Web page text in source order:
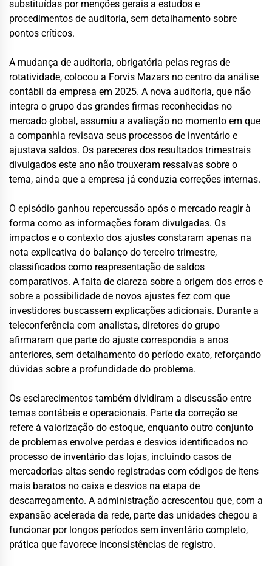
substituídas por menções gerais a estudos e
procedimentos de auditoria, sem detalhamento sobre
pontos críticos.
A mudança de auditoria, obrigatória pelas regras de
rotatividade, colocou a Forvis Mazars no centro da análise
contábil da empresa em 2025. A nova auditoria, que não
integra o grupo das grandes firmas reconhecidas no
mercado global, assumiu a avaliação no momento em que
a companhia revisava seus processos de inventário e
ajustava saldos. Os pareceres dos resultados trimestrais
divulgados este ano não trouxeram ressalvas sobre o
tema, ainda que a empresa já conduzia correções internas.
O episódio ganhou repercussão após o mercado reagir à
forma como as informações foram divulgadas. Os
impactos e o contexto dos ajustes constaram apenas na
nota explicativa do balanço do terceiro trimestre,
classificados como reapresentação de saldos
comparativos. A falta de clareza sobre a origem dos erros e
sobre a possibilidade de novos ajustes fez com que
investidores buscassem explicações adicionais. Durante a
teleconferência com analistas, diretores do grupo
afirmaram que parte do ajuste correspondia a anos
anteriores, sem detalhamento do período exato, reforçando
dúvidas sobre a profundidade do problema.
Os esclarecimentos também dividiram a discussão entre
temas contábeis e operacionais. Parte da correção se
refere à valorização do estoque, enquanto outro conjunto
de problemas envolve perdas e desvios identificados no
processo de inventário das lojas, incluindo casos de
mercadorias altas sendo registradas com códigos de itens
mais baratos no caixa e desvios na etapa de
descarregamento. A administração acrescentou que, com a
expansão acelerada da rede, parte das unidades chegou a
funcionar por longos períodos sem inventário completo,
prática que favorece inconsistências de registro.